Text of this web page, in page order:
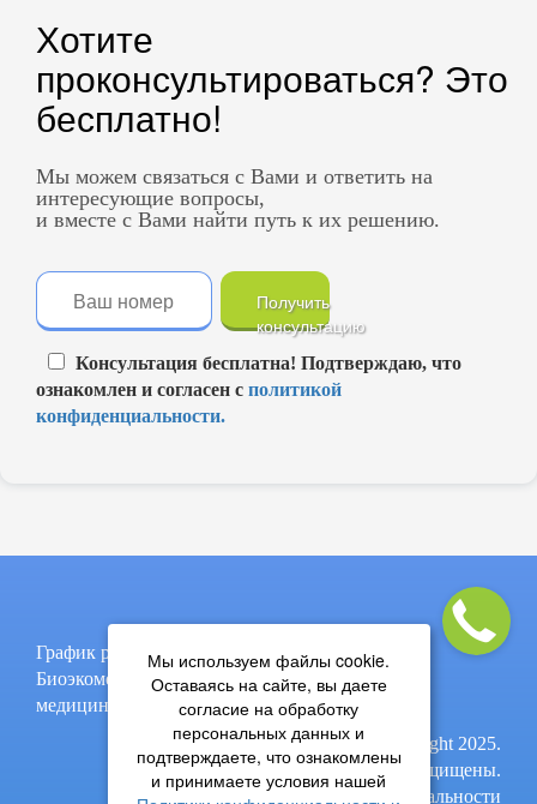
Хотите
проконсультироваться? Это
бесплатно!
Мы можем связаться с Вами и ответить на
интересующие вопросы,
и вместе с Вами найти путь к их решению.
Получить
консультацию
Консультация бесплатна! Подтверждаю, что
ознакомлен и согласен с политикой
конфиденциальности.
График работы: пон-пят, 9:00-17:00
Биоэкомед - термическое обезвреживание
медицинских и биологических отходов.
© Copyright 2025.
Все права защищены.
Политика конфиденциальности
Мы используем файлы cookie.
Оставаясь на сайте, вы даете
согласие на обработку
персональных данных и
подтверждаете, что ознакомлены
и принимаете условия нашей